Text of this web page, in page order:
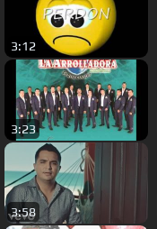
3:12
3:23
3:58